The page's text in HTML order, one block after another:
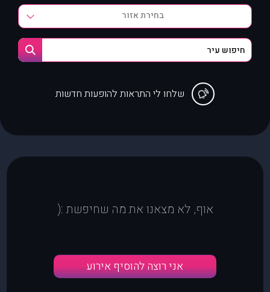
בחירת אזור
שלחו לי התראות להופעות חדשות
אוף, לא מצאנו את מה שחיפשת :(
אני רוצה להוסיף אירוע